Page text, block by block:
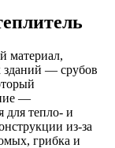
материал,
зданий — срубов
—
для тепло- и
из-за
грибка и